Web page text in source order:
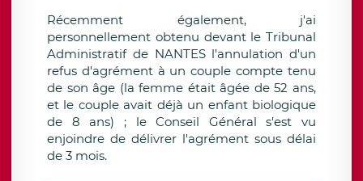
Récemment également, j'ai
personnellement obtenu devant le Tribunal
Administratif de NANTES l'annulation d'un
refus d'agrément à un couple compte tenu
de son âge (la femme était âgée de 52 ans,
et le couple avait déjà un enfant biologique
de 8 ans) ; le Conseil Général s'est vu
enjoindre de délivrer l'agrément sous délai
de 3 mois.